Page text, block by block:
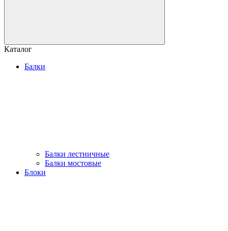
Каталог
Балки
Балки лестничные
Балки мостовые
Блоки